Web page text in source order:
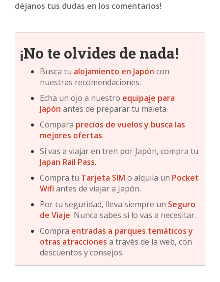
déjanos tus dudas en los comentarios!
¡No te olvides de nada!
Busca tu alojamiento en Japón con
nuestras recomendaciones.
Echa un ojo a nuestro equipaje para
Japón antes de preparar tu maleta.
Compara precios de vuelos y busca las
mejores ofertas.
Si vas a viajar en tren por Japón, compra tu
Japan Rail Pass.
Compra tu Tarjeta SIM o alquila un Pocket
Wifi antes de viajar a Japón.
Por tu seguridad, lleva siempre un Seguro
de Viaje. Nunca sabes si lo vas a necesitar.
Compra entradas a parques temáticos y
otras atracciones a través de la web, con
descuentos y consejos.